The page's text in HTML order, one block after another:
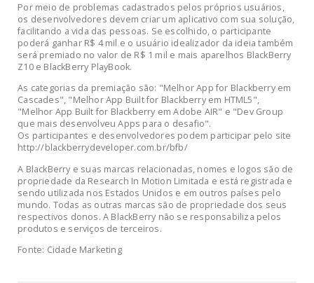
Por meio de problemas cadastrados pelos próprios usuários,
os desenvolvedores devem criar um aplicativo com sua solução,
facilitando a vida das pessoas. Se escolhido, o participante
poderá ganhar R$ 4 mil e o usuário idealizador da ideia também
será premiado no valor de R$ 1 mil e mais aparelhos BlackBerry
Z10 e BlackBerry PlayBook.
As categorias da premiação são: "Melhor App for Blackberry em
Cascades", "Melhor App Built for Blackberry em HTML5",
"Melhor App Built for Blackberry em Adobe AIR" e "Dev Group
que mais desenvolveu Apps para o desafio".
Os participantes e desenvolvedores podem participar pelo site
http://blackberrydeveloper.com.br/bfb/
A BlackBerry e suas marcas relacionadas, nomes e logos são de
propriedade da Research In Motion Limitada e está registrada e
sendo utilizada nos Estados Unidos e em outros países pelo
mundo. Todas as outras marcas são de propriedade dos seus
respectivos donos. A BlackBerry não se responsabiliza pelos
produtos e serviços de terceiros.
Fonte: Cidade Marketing